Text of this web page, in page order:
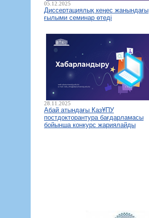
05.12.2025
Диссертациялық кеңес жанындағы
ғылыми семинар өтеді
28.11.2025
Абай атындағы ҚазҰПУ
постдокторантура бағдарламасы
бойынша конкурс жариялайды